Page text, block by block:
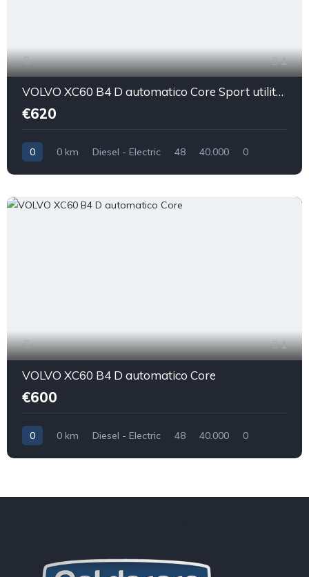
1
VOLVO XC60 B4 D automatico Core Sport utility vehicle 5-door (Euro 6D)
€620
0 0 km Diesel - Electric 48 40.000 0
1
VOLVO XC60 B4 D automatico Core
€600
0 0 km Diesel - Electric 48 40.000 0